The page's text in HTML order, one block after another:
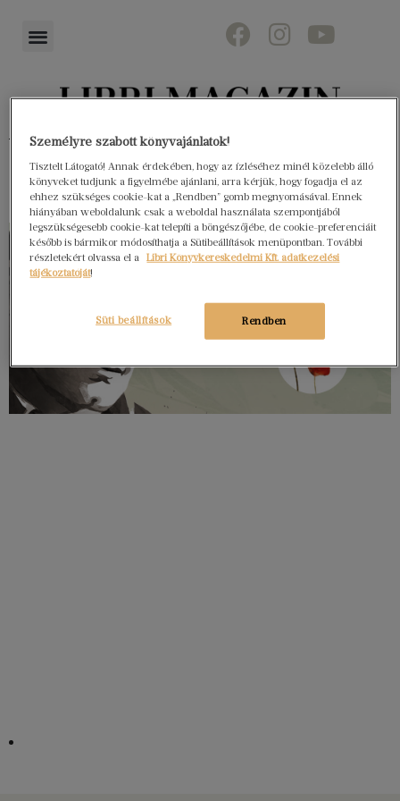
Könyvektől az olvasókig
Személyre szabott könyvajánlatok!
Tisztelt Látogató! Annak érdekében, hogy az ízléséhez minél közelebb álló
könyveket tudjunk a figyelmébe ajánlani, arra kérjük, hogy fogadja el az
ehhez szükséges cookie-kat a „Rendben” gomb megnyomásával. Ennek
hiányában weboldalunk csak a weboldal használata szempontjából
legszükségesebb cookie-kat telepíti a böngészőjébe, de cookie-preferenciáit
később is bármikor módosíthatja a Sütibeállítások menüpontban. További
részletekért olvassa el a
Libri Könyvkereskedelmi Kft. adatkezelési
tájékoztatóját!
Rendben
Süti beállítások